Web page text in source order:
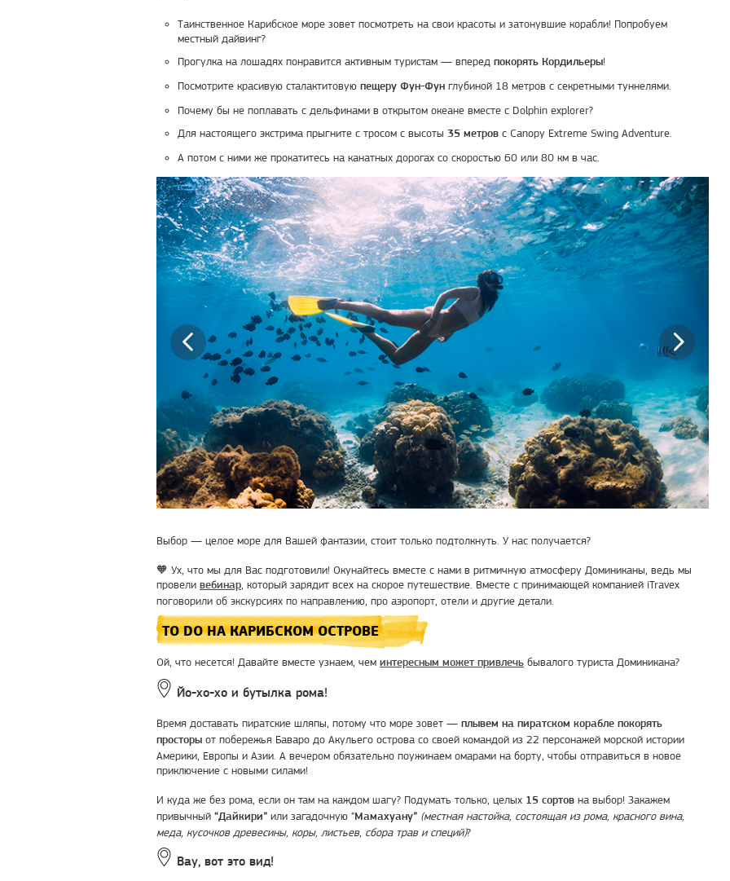
Таинственное Карибское море зовет посмотреть на свои красоты и затонувшие корабли! Попробуем
местный дайвинг?
Прогулка на лошадях понравится активным туристам — вперед покорять Кордильеры!
Посмотрите красивую сталактитовую пещеру Фун-Фун глубиной 18 метров с секретными туннелями.
Почему бы не поплавать с дельфинами в открытом океане вместе с Dolphin explorer?
Для настоящего экстрима прыгните с тросом с высоты 35 метров с Canopy Extreme Swing Adventure.
А потом с ними же прокатитесь на канатных дорогах со скоростью 60 или 80 км в час.
Выбор — целое море для Вашей фантазии, стоит только подтолкнуть. У нас получается?
🧡 Ух, что мы для Вас подготовили! Окунайтесь вместе с нами в ритмичную атмосферу Доминиканы, ведь мы
провели вебинар , который зарядит всех на скорое путешествие. Вместе с принимающей компанией iTravex
поговорили об экскурсиях по направлению, про аэропорт, отели и другие детали.
TO DO НА КАРИБСКОМ ОСТРОВЕ
Ой, что несется! Давайте вместе узнаем, чем интересным может привлечь бывалого туриста Доминикана?
Йо-хо-хо и бутылка рома!
Время доставать пиратские шляпы, потому что море зовет — плывем на пиратском корабле покорять
просторы от побережья Баваро до Акульего острова со своей командой из 22 персонажей морской истории
Америки, Европы и Азии. А вечером обязательно поужинаем омарами на борту, чтобы отправиться в новое
приключение с новыми силами!
И куда же без рома, если он там на каждом шагу? Подумать только, целых 15 сортов на выбор! Закажем
привычный “Дайкири” или загадочную “Мамахуану” (местная настойка, состоящая из рома, красного вина,
меда, кусочков древесины, коры, листьев, сбора трав и специй)?
Вау, вот это вид!